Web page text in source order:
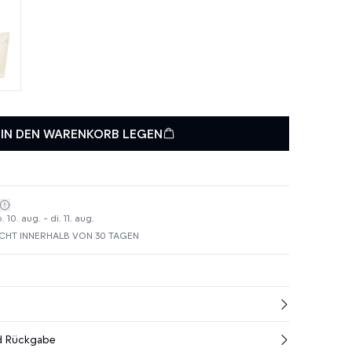
IN DEN WARENKORB LEGEN
aug. - di. 11. aug.
INNERHALB VON 30 TAGEN
Rückgabe